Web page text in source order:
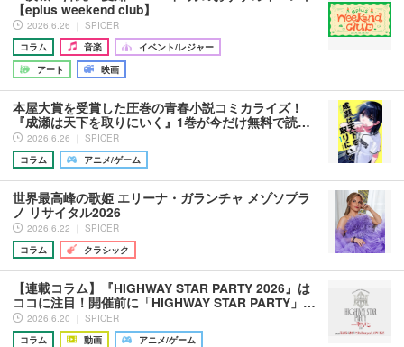
【eplus weekend club】
2026.6.26 ｜ SPICER
コラム
音楽
イベント/レジャー
アート
映画
本屋大賞を受賞した圧巻の青春小説コミカライズ！
『成瀬は天下を取りにいく』1巻が今だけ無料で読…
2026.6.26 ｜ SPICER
コラム
アニメ/ゲーム
世界最高峰の歌姫 エリーナ・ガランチャ メゾソプラ
ノ リサイタル2026
2026.6.22 ｜ SPICER
コラム
クラシック
【連載コラム】『HIGHWAY STAR PARTY 2026』は
ココに注目！開催前に「HIGHWAY STAR PARTY」…
2026.6.20 ｜ SPICER
コラム
動画 アニメ/ゲーム